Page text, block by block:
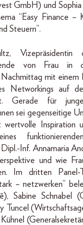
GmbH) und
“Easy Finance –
Steuern”.
von Frau in
mit einem
Networkings auf
Gerade für
sei gegenseitige
wertvolle Inspiration
Inf. Annamaria
und wie
Im dritten Panel-
– netzwerken”
Sabine Schnabel
Tuncel